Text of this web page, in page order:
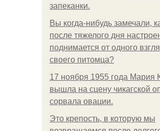
запеканки.
Вы когда-нибудь замечали,
после тяжелого дня
поднимается от одного
своего питомца?
17 ноября 1955 года Мария
вышла на сцену чикагской
сорвала овации.
Это крепость, в которую мы